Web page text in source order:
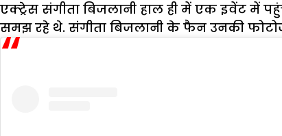
एक्ट्रेस संगीता बिजलानी हाल ही में एक इवेंट में
समझ रहे थे. संगीता बिजलानी के फैन उनकी